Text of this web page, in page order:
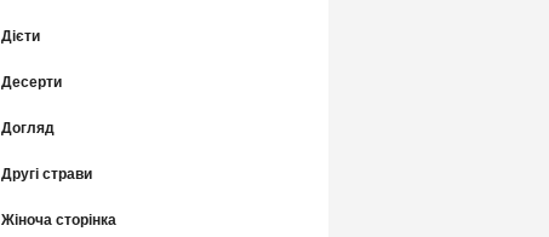
Дієти
Десерти
Догляд
Другі страви
Жіноча сторінка